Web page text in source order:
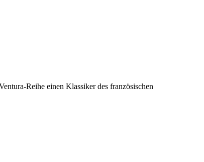
Reihe einen Klassiker des französischen